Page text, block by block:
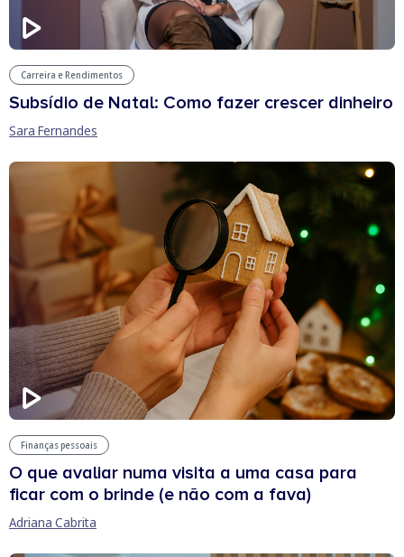
Carreira e Rendimentos
Subsídio de Natal: Como fazer crescer dinheiro
Sara Fernandes
Finanças pessoais
O que avaliar numa visita a uma casa para
ficar com o brinde (e não com a fava)
Adriana Cabrita